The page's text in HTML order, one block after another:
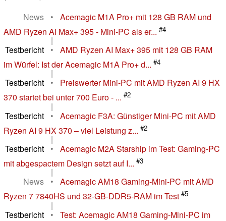
News
•
Acemagic M1A Pro+ mit 128 GB RAM und
AMD Ryzen AI Max+ 395 - Mini-PC als er... #4
|
Testbericht
•
AMD Ryzen AI Max+ 395 mit 128 GB RAM
im Würfel: Ist der Acemagic M1A Pro+ d... #4
|
Testbericht
•
Preiswerter Mini-PC mit AMD Ryzen AI 9 HX
370 startet bei unter 700 Euro - ... #2
|
Testbericht
•
Acemagic F3A: Günstiger Mini-PC mit AMD
Ryzen AI 9 HX 370 – viel Leistung z... #2
|
Testbericht
•
Acemagic M2A Starship im Test: Gaming-PC
mit abgespactem Design setzt auf I... #3
|
News
•
Acemagic AM18 Gaming-Mini-PC mit AMD
Ryzen 7 7840HS und 32-GB-DDR5-RAM im Test #5
|
Testbericht
•
Test: Acemagic AM18 Gaming-Mini-PC im